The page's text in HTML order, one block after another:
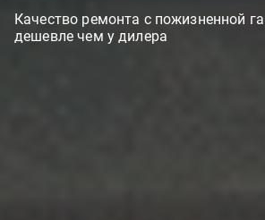
Качество ремонта с пожизненной
дешевле чем у дилера